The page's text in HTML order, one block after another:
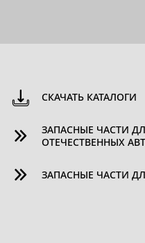
СКАЧАТЬ КАТАЛОГИ
ЗАПАСНЫЕ ЧАСТИ
ОТЕЧЕСТВЕННЫХ
ЗАПАСНЫЕ ЧАСТИ